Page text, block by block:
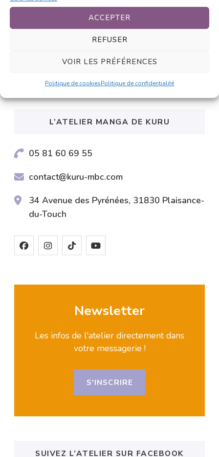
ACCEPTER
REFUSER
VOIR LES PRÉFÉRENCES
Politique de cookiesPolitique de confidentialité
Laisser un commentaire
vous connecter
L’ATELIER MANGA DE KURU
05 81 60 69 55
contact@kuru-mbc.com
34 Avenue des Pyrénées, 31830 Plaisance-
du-Touch
Newsletter
Les infos de l'atelier directement dans
votre messagerie !
S'INSCRIRE
SUIVEZ L’ATELIER SUR FACEBOOK